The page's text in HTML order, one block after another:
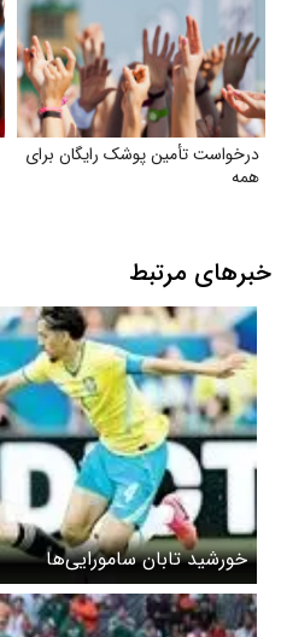
درخواست تأمین پوشک رایگان برای
همه
خبرهای مرتبط
خورشید تابان سامورایی‌ها